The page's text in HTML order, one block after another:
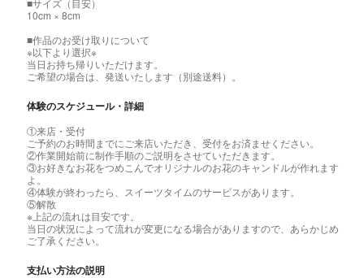
■サイズ（目安）
10cm × 8cm
■作品のお受け取りについて
※以下より選択※
当日お持ち帰りいただけます。
ご希望の場合は、発送いたします（別途送料）。
体験のスケジュール・詳細
①来店・受付
ご予約のお時間までにご来店いただき、受付をお済ませください。
②作業開始前に制作手順のご説明をさせていただきます。
③お好きなお花をつめこんでオリジナルのお花のキャンドルが作れます
よ。
④体験が終わったら、スイーツタイムのサービスがあります。
⑤解散
※上記の流れは目安です。
当日の状況によって流れが変更になる場合がありますので、あらかじめ
ご了承ください。
支払い方法の説明